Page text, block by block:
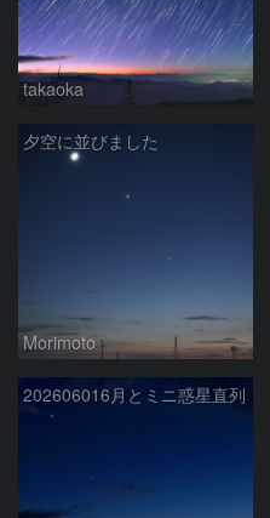
takaoka
夕空に並びました
Morimoto
202606016月とミニ惑星直列